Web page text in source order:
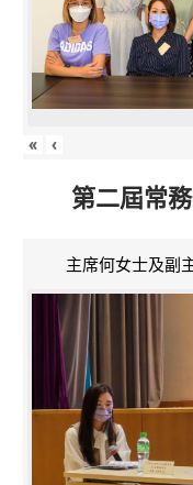
« ‹
第二屆常
主席何女士及副